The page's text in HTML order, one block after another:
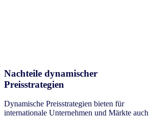
Nachteile dynamischer
Preisstrategien
Dynamische Preisstrategien bieten für
internationale Unternehmen und Märkte auch